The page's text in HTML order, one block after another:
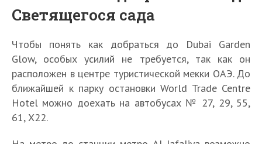
Светящегося сада
Чтобы понять как добраться до Dubai Garden
Glow, особых усилий не требуется, так как он
расположен в центре туристической мекки ОАЭ. До
ближайшей к парку остановки World Trade Centre
Hotel можно доехать на автобусах № 27, 29, 55,
61, Х22.